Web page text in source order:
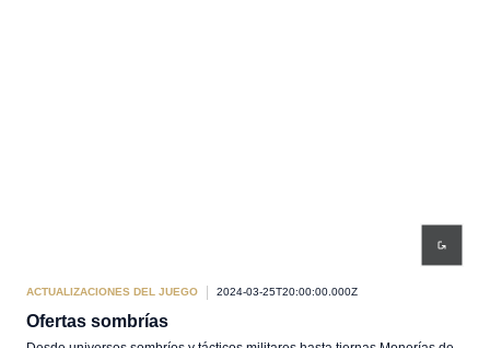
ACTUALIZACIONES DEL JUEGO 2024-03-25T20:00:00.000Z
Ofertas sombrías